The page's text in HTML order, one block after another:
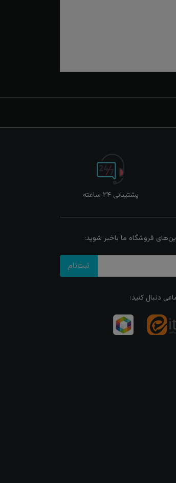
پشتیبانی ۲۴ ساعته
فروشگاه ما باخبر شوید:
ثبت‌نام
دنبال کنید: